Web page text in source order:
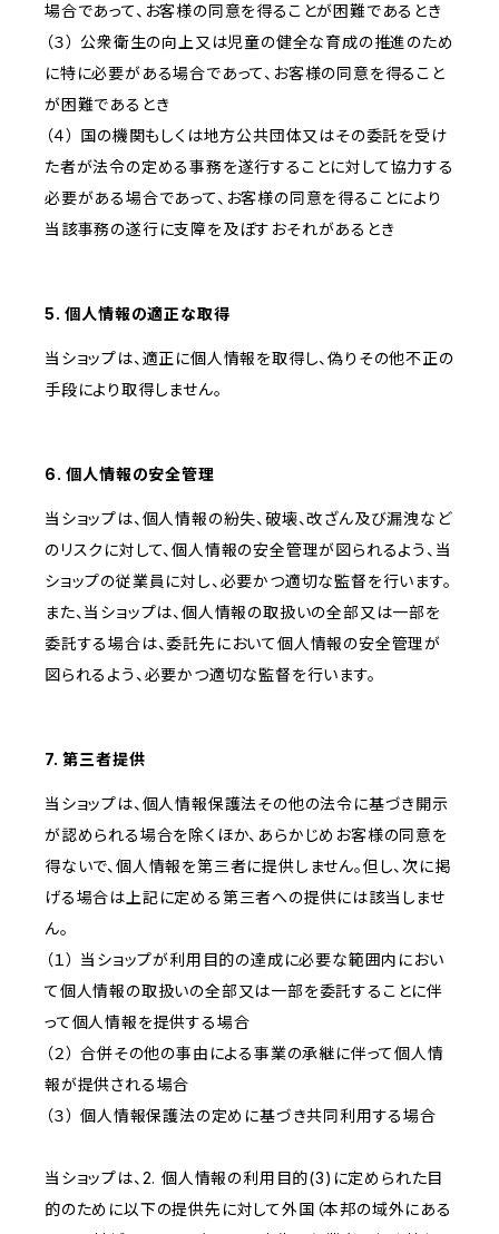
場合であって、お客様の同意を得ることが困難であるとき
（３） 公衆衛生の向上又は児童の健全な育成の推進のため
に特に必要がある場合であって、お客様の同意を得ること
が困難であるとき
（４） 国の機関もしくは地方公共団体又はその委託を受け
た者が法令の定める事務を遂行することに対して協力する
必要がある場合であって、お客様の同意を得ることにより
当該事務の遂行に支障を及ぼすおそれがあるとき
5. 個人情報の適正な取得
当ショップは、適正に個人情報を取得し、偽りその他不正の
手段により取得しません。
6. 個人情報の安全管理
当ショップは、個人情報の紛失、破壊、改ざん及び漏洩など
のリスクに対して、個人情報の安全管理が図られるよう、当
ショップの従業員に対し、必要かつ適切な監督を行います。
また、当ショップは、個人情報の取扱いの全部又は一部を
委託する場合は、委託先において個人情報の安全管理が
図られるよう、必要かつ適切な監督を行います。
7. 第三者提供
当ショップは、個人情報保護法その他の法令に基づき開示
が認められる場合を除くほか、あらかじめお客様の同意を
得ないで、個人情報を第三者に提供しません。但し、次に掲
げる場合は上記に定める第三者への提供には該当しませ
ん。
（１） 当ショップが利用目的の達成に必要な範囲内におい
て個人情報の取扱いの全部又は一部を委託することに伴
って個人情報を提供する場合
（２） 合併その他の事由による事業の承継に伴って個人情
報が提供される場合
（３） 個人情報保護法の定めに基づき共同利用する場合
当ショップは、2. 個人情報の利用目的(3)に定められた目
的のために以下の提供先に対して外国（本邦の域外にある